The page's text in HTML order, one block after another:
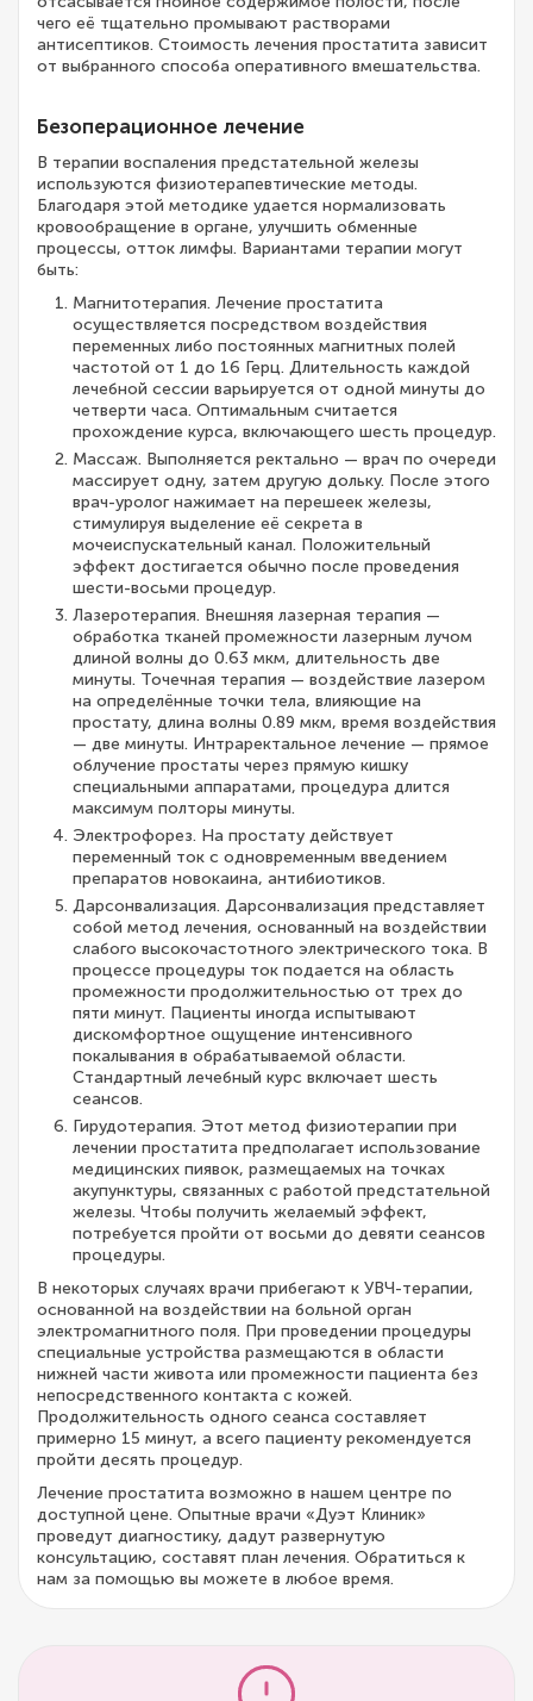
чего её тщательно промывают растворами
антисептиков. Стоимость лечения простатита зависит
от выбранного способа оперативного вмешательства.
Безоперационное лечение
В терапии воспаления предстательной железы
используются физиотерапевтические методы.
Благодаря этой методике удается нормализовать
кровообращение в органе, улучшить обменные
процессы, отток лимфы. Вариантами терапии могут
быть:
Магнитотерапия. Лечение простатита
осуществляется посредством воздействия
переменных либо постоянных магнитных полей
частотой от 1 до 16 Герц. Длительность каждой
лечебной сессии варьируется от одной минуты до
четверти часа. Оптимальным считается
прохождение курса, включающего шесть процедур.
Массаж. Выполняется ректально — врач по очереди
массирует одну, затем другую дольку. После этого
врач-уролог нажимает на перешеек железы,
стимулируя выделение её секрета в
мочеиспускательный канал. Положительный
эффект достигается обычно после проведения
шести-восьми процедур.
Лазеротерапия. Внешняя лазерная терапия —
обработка тканей промежности лазерным лучом
длиной волны до 0.63 мкм, длительность две
минуты. Точечная терапия — воздействие лазером
на определённые точки тела, влияющие на
простату, длина волны 0.89 мкм, время воздействия
— две минуты. Интраректальное лечение — прямое
облучение простаты через прямую кишку
специальными аппаратами, процедура длится
максимум полторы минуты.
Электрофорез. На простату действует
переменный ток с одновременным введением
препаратов новокаина, антибиотиков.
Дарсонвализация. Дарсонвализация представляет
собой метод лечения, основанный на воздействии
слабого высокочастотного электрического тока. В
процессе процедуры ток подается на область
промежности продолжительностью от трех до
пяти минут. Пациенты иногда испытывают
дискомфортное ощущение интенсивного
покалывания в обрабатываемой области.
Стандартный лечебный курс включает шесть
сеансов.
Гирудотерапия. Этот метод физиотерапии при
лечении простатита предполагает использование
медицинских пиявок, размещаемых на точках
акупунктуры, связанных с работой предстательной
железы. Чтобы получить желаемый эффект,
потребуется пройти от восьми до девяти сеансов
процедуры.
В некоторых случаях врачи прибегают к УВЧ-терапии,
основанной на воздействии на больной орган
электромагнитного поля. При проведении процедуры
специальные устройства размещаются в области
нижней части живота или промежности пациента без
непосредственного контакта с кожей.
Продолжительность одного сеанса составляет
примерно 15 минут, а всего пациенту рекомендуется
пройти десять процедур.
Лечение простатита возможно в нашем центре по
доступной цене. Опытные врачи «Дуэт Клиник»
проведут диагностику, дадут развернутую
консультацию, составят план лечения. Обратиться к
нам за помощью вы можете в любое время.